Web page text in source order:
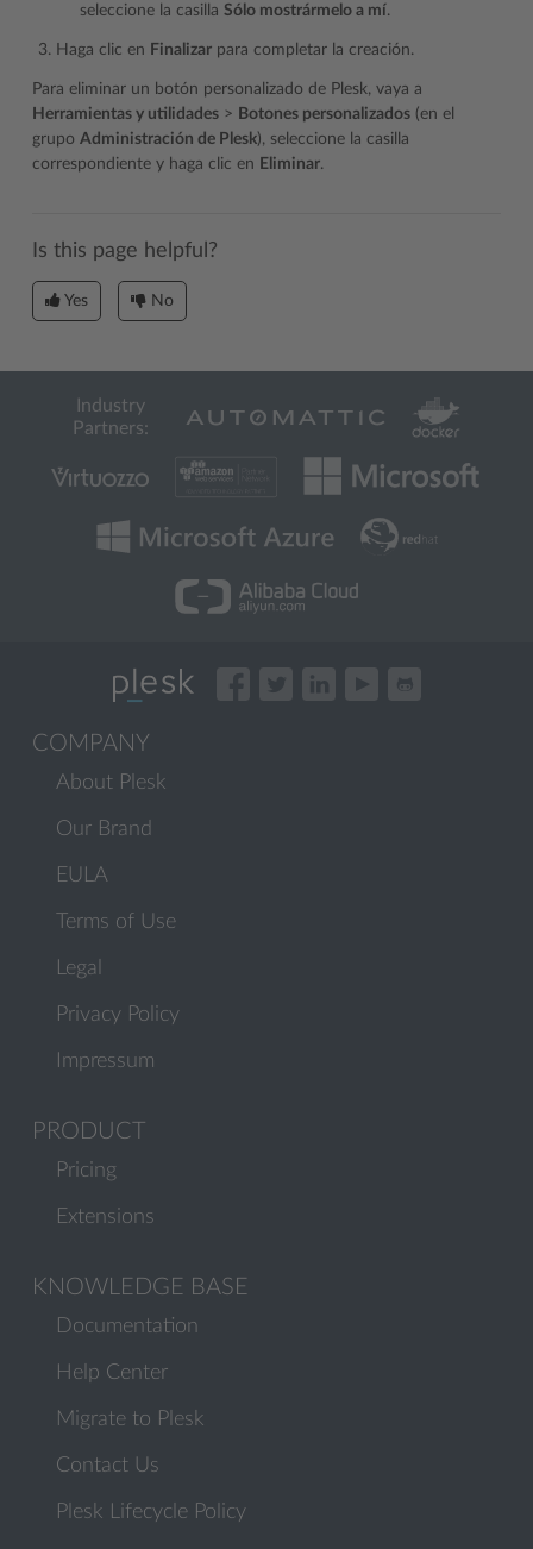
seleccione la casilla Sólo mostrármelo a mí.
Haga clic en Finalizar para completar la creación.
Para eliminar un botón personalizado de Plesk, vaya a
Herramientas y utilidades > Botones personalizados (en el
grupo Administración de Plesk), seleccione la casilla
correspondiente y haga clic en Eliminar.
Is this page helpful?
Yes No
Industry
Partners:
COMPANY
About Plesk
Our Brand
EULA
Terms of Use
Legal
Privacy Policy
Impressum
PRODUCT
Pricing
Extensions
KNOWLEDGE BASE
Documentation
Help Center
Migrate to Plesk
Contact Us
Plesk Lifecycle Policy